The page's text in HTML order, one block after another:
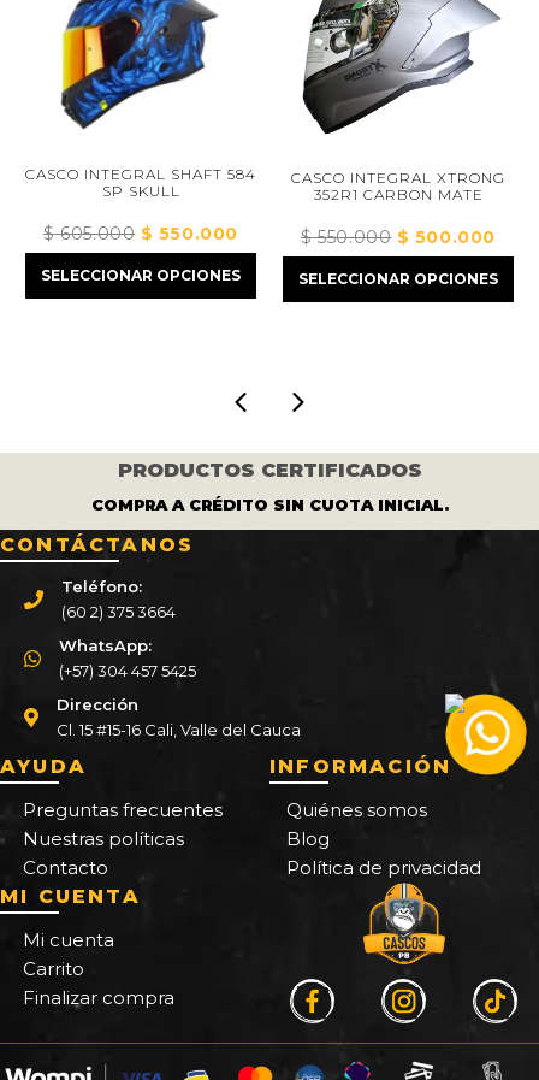
CASCO INTEGRAL SHAFT 584
SP SKULL
$605.000El
precio
original
$550.000El
precio
actual
SELECCIONAR OPCIONES
CASCO INTEGRAL XTRONG
352R1 CARBON MATE
$550.000El
precio
original
$500.000El
actual
SELECCIONAR OPCIONES
PRODUCTOS CERTIFICADOS
COMPRA A CRÉDITO SIN CUOTA INICIAL.
CONTÁCTANOS
Teléfono:
(60 2) 375 3664
WhatsApp:
(+57) 304 457 5425
Dirección
Cl. 15 #15-16 Cali, Valle del Cauca
AYUDA
Preguntas frecuentes
Nuestras políticas
Contacto
INFORMACIÓN
Quiénes somos
Blog
Política de privacidad
MI CUENTA
Mi cuenta
Carrito
Finalizar compra